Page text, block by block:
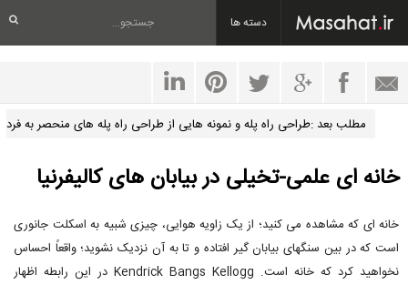
دسته ها
مطلب بعد :طراحی راه پله و نمونه هایی از طراحی راه پله های منحصر به فرد
خانه ای علمی-تخیلی در بیابان های کالیفرنیا
خانه ای که مشاهده می کنید؛ از یک زاویه هوایی، چیزی شبیه به اسکلت جانوری
است که در بین سنگهای بیابان گیر افتاده و تا به آن نزدیک نشوید؛ واقعاً احساس
نخواهید کرد که خانه است. Kendrick Bangs Kellogg در این رابطه اظهار